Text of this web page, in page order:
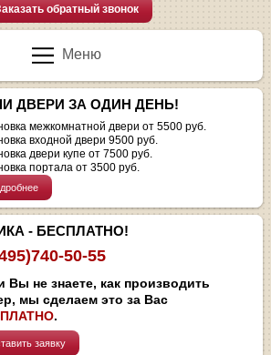
обратный звонок
Меню
ДВЕРИ ЗА ОДИН ДЕНЬ!
межкомнатной двери от 5500 руб.
входной двери 9500 руб.
двери купе от 7500 руб.
портала от 3500 руб.
- БЕСПЛАТНО!
50-55
Вы не знаете, как производить
мы сделаем это за Вас
.
заявку